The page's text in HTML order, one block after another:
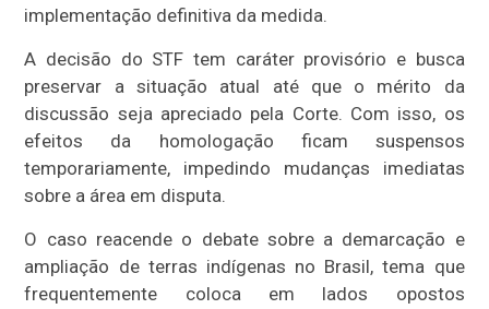
implementação definitiva da medida.
A decisão do STF tem caráter provisório e busca
preservar a situação atual até que o mérito da
discussão seja apreciado pela Corte. Com isso, os
efeitos da homologação ficam suspensos
temporariamente, impedindo mudanças imediatas
sobre a área em disputa.
O caso reacende o debate sobre a demarcação e
ampliação de terras indígenas no Brasil, tema que
frequentemente coloca em lados opostos